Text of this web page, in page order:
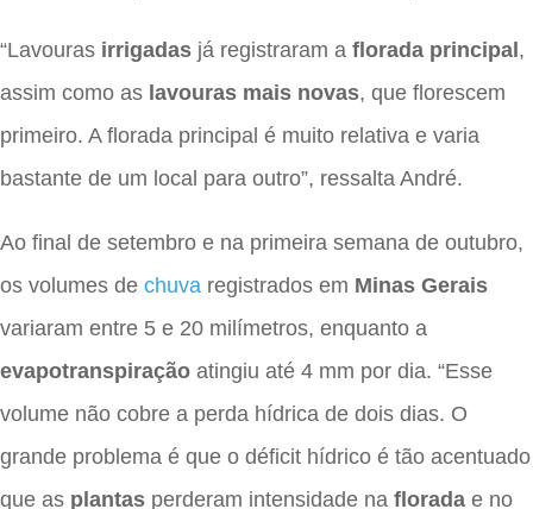
“Lavouras irrigadas já registraram a florada principal,
assim como as lavouras mais novas, que florescem
primeiro. A florada principal é muito relativa e varia
bastante de um local para outro”, ressalta André.
Ao final de setembro e na primeira semana de outubro,
os volumes de chuva registrados em Minas Gerais
variaram entre 5 e 20 milímetros, enquanto a
evapotranspiração atingiu até 4 mm por dia. “Esse
volume não cobre a perda hídrica de dois dias. O
grande problema é que o déficit hídrico é tão acentuado
que as plantas perderam intensidade na florada e no